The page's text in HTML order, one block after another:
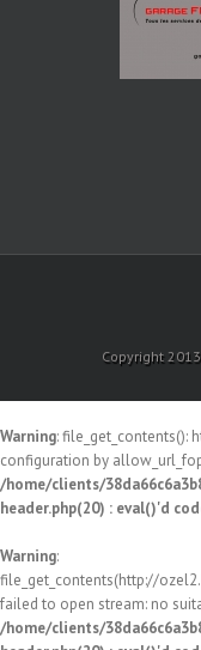
Copyright
Warning: file_get_contents():
configuration by
/home/clients/
header.php(20) : eval()'d
Warning:
file_get_contents(http://
failed to open stream: no
/home/clients/